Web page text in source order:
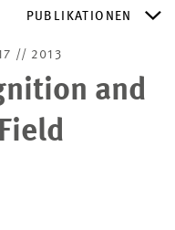
PUBLIKATIONEN
ZEW DISCUSSION PAPERS
ZEW-PERIODIKA
and
// 2013